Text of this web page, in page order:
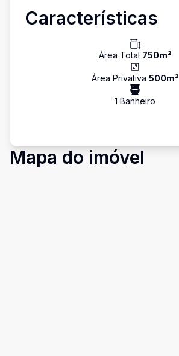
Características
Área Total 750m²
Área Privativa 500m²
1 Banheiro
Mapa do imóvel